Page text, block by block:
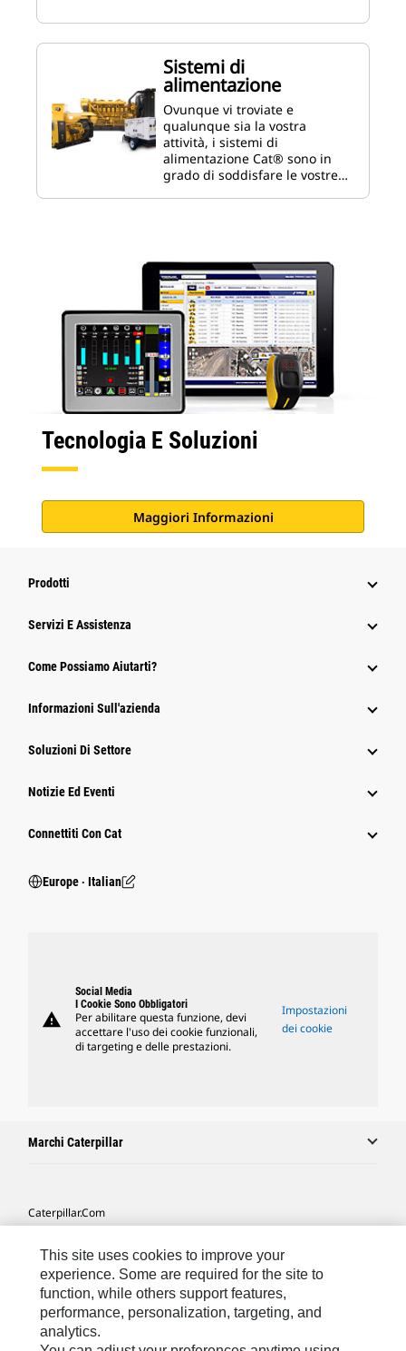
Sistemi di
alimentazione
Ovunque vi troviate e
qualunque sia la vostra
attività, i sistemi di
alimentazione Cat® sono in
grado di soddisfare le vostre…
Tecnologia E Soluzioni
Maggiori Informazioni
Prodotti
Servizi E Assistenza
Come Possiamo Aiutarti?
Informazioni Sull'azienda
Soluzioni Di Settore
Notizie Ed Eventi
Connettiti Con Cat
Europe ‧ Italian
warning
Social Media
I Cookie Sono Obbligatori
Per abilitare questa funzione, devi
accettare l'uso dei cookie funzionali,
di targeting e delle prestazioni.
Impostazioni
dei cookie
Marchi Caterpillar
Caterpillar.com
Le Mie Preferenze Di Marketing
Mappa Del Sito
Cookie Settings
This site uses cookies to improve your
experience. Some are required for the site to
function, while others support features,
performance, personalization, targeting, and
analytics.